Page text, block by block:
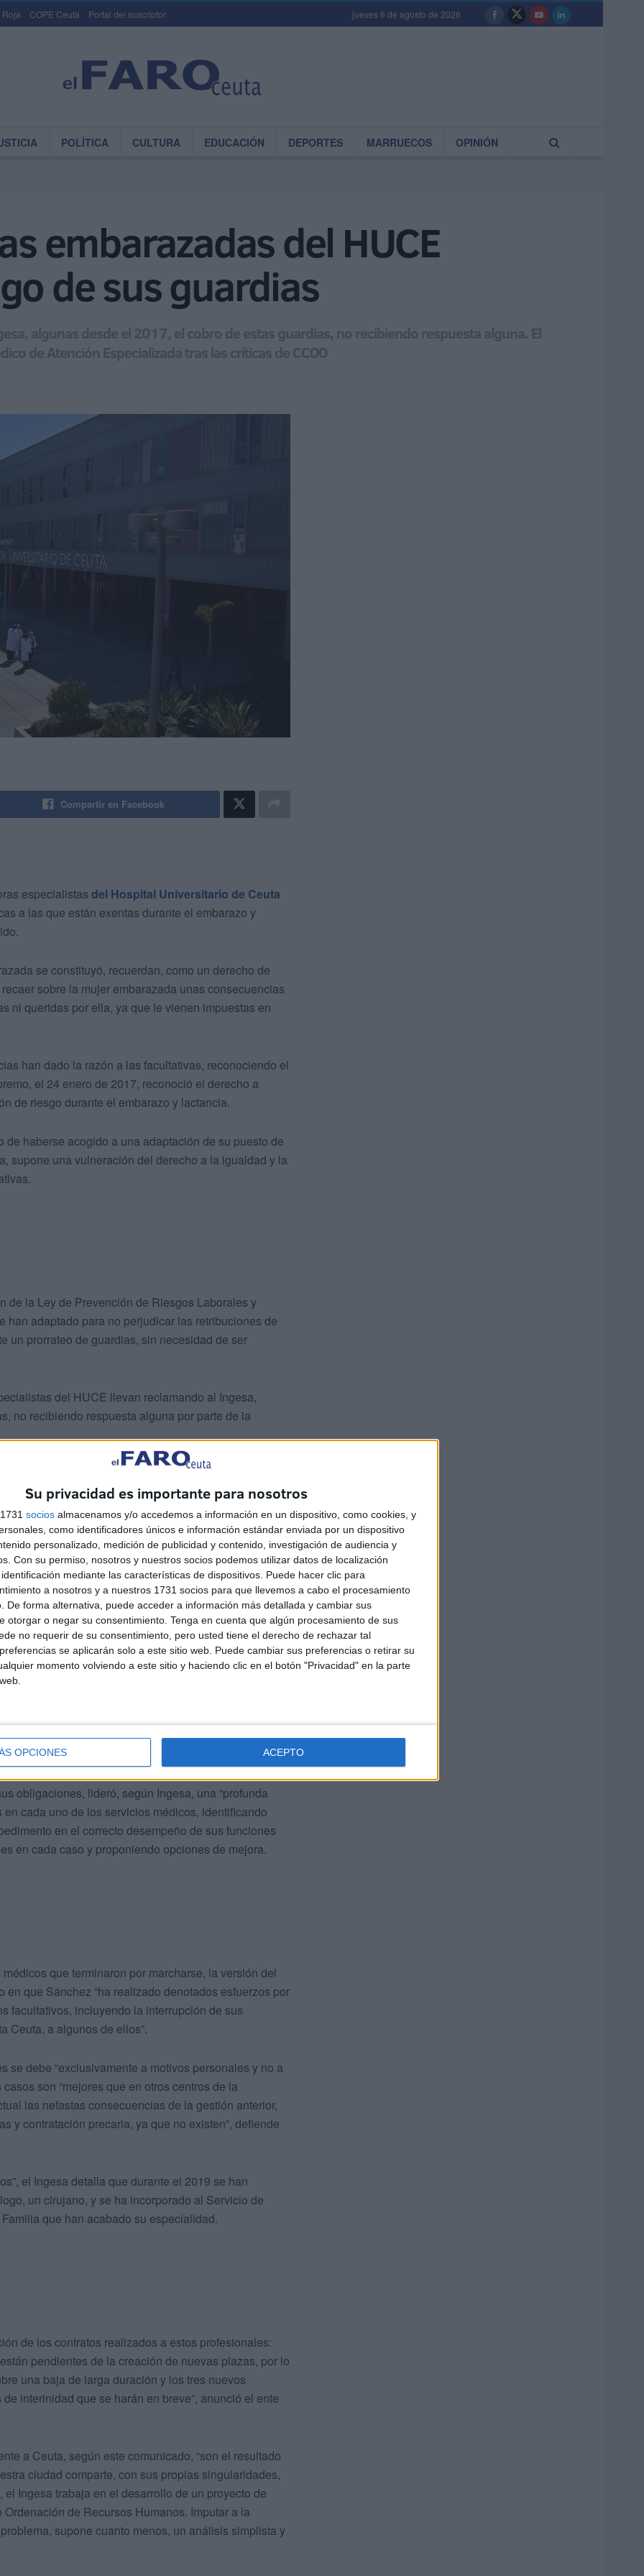
Su privacidad es importante para nosotros
socios almacenamos y/o accedemos a información en un dispositivo, como cookies, y
como identificadores únicos e información estándar enviada por un dispositivo
personalizado, medición de publicidad y contenido, investigación de audiencia y
Con su permiso, nosotros y nuestros socios podemos utilizar datos de localización
mediante las características de dispositivos. Puede hacer clic para
a nosotros y a nuestros 1731 socios para que llevemos a cabo el procesamiento
De forma alternativa, puede acceder a información más detallada y cambiar sus
otorgar o negar su consentimiento. Tenga en cuenta que algún procesamiento de sus
no requerir de su consentimiento, pero usted tiene el derecho de rechazar tal
se aplicarán solo a este sitio web. Puede cambiar sus preferencias o retirar su
momento volviendo a este sitio y haciendo clic en el botón "Privacidad" en la parte
OPCIONES ACEPTO
Roja COPE Ceuta Portal del suscriptor jueves 6 de agosto de 2026
POLÍTICA CULTURA EDUCACIÓN DEPORTES MARRUECOS OPINIÓN
embarazadas del HUCE
de sus guardias
algunas desde el 2017, el cobro de estas guardias, no recibiendo respuesta alguna. El
de Atención Especializada tras las críticas de CCOO
Compartir en Facebook
especialistas del Hospital Universitario de Ceuta
a las que están exentas durante el embarazo y
se constituyó, recuerdan, como un derecho de
sobre la mujer embarazada unas consecuencias
ni queridas por ella, ya que le vienen impuestas en
han dado la razón a las facultativas, reconociendo el
el 24 enero de 2017, reconoció el derecho a
de riesgo durante el embarazo y lactancia.
haberse acogido a una adaptación de su puesto de
supone una vulneración del derecho a la igualdad y la
de la Ley de Prevención de Riesgos Laborales y
han adaptado para no perjudicar las retribuciones de
un prorrateo de guardias, sin necesidad de ser
del HUCE llevan reclamando al Ingesa,
no recibiendo respuesta alguna por parte de la
en Atención Especializada
dimisión del director médico de Atención
Territorial del Ingesa muestra su apoyo y
comunicado, detallan que, junto con los Jefes de
mejorar “ostensiblemente” la sanidad en la
en la línea para la mejora de la sanidad”.
Sánchez tomó el cargo teniendo que asumir la
la dirección y que había llegado a motivar su
Fiscalía.
obligaciones, lideró, según Ingesa, una “profunda
cada uno de los servicios médicos, identificando
en el correcto desempeño de sus funciones
en cada caso y proponiendo opciones de mejora.
que terminaron por marcharse, la versión del
que Sánchez “ha realizado denotados esfuerzos por
facultativos, incluyendo la interrupción de sus
Ceuta, a algunos de ellos”.
debe “exclusivamente a motivos personales y no a
son “mejores que en otros centros de la
las nefastas consecuencias de la gestión anterior,
y contratación precaria, ya que no existen”, defiende
el Ingesa detalla que durante el 2019 se han
un cirujano, y se ha incorporado al Servicio de
que han acabado su especialidad.
de los contratos realizados a estos profesionales:
pendientes de la creación de nuevas plazas, por lo
una baja de larga duración y los tres nuevos
interinidad que se harán en breve”, anunció el ente
a Ceuta, según este comunicado, “son el resultado
ciudad comparte, con sus propias singularidades,
Ingesa trabaja en el desarrollo de un proyecto de
de Recursos Humanos. Imputar a la
supone cuanto menos, un análisis simplista y